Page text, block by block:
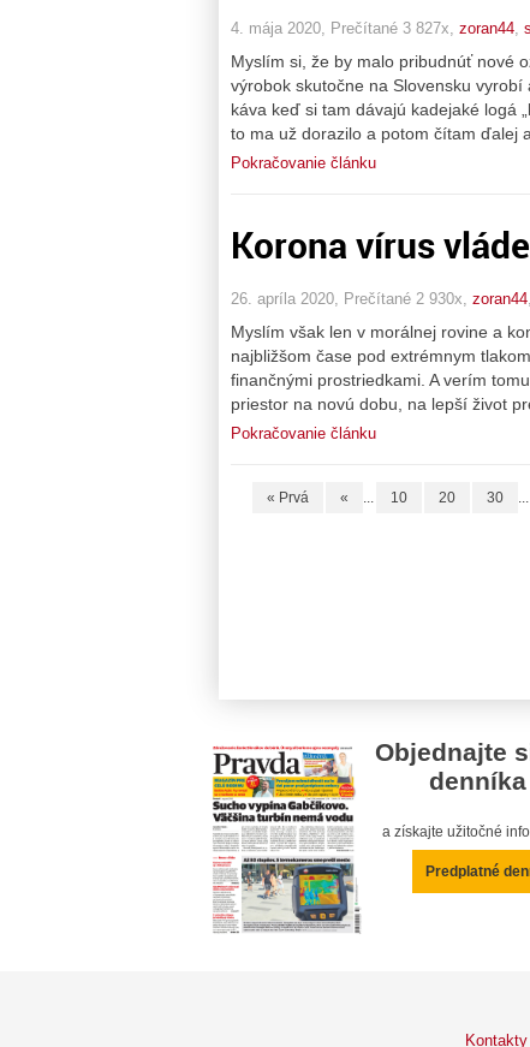
4. mája 2020, Prečítané 3 827x, zoran44
Myslím si, že by malo pribudnúť nové
výrobok skutočne na Slovensku
káva keď si tam dávajú kadejaké logá
to ma už dorazilo a potom čítam ďalej
Pokračovanie článku
Korona vírus
26. apríla 2020, Prečítané 2 930x, zoran44,
Myslím však len v morálnej rovine a
najbližšom čase pod extrémnym
finančnými prostriedkami. A verím
priestor na novú dobu, na lepší život
Pokračovanie článku
« Prvá « ... 10 20 30 ...
Objednajte
a získajte užitočné
Predplatné
Kontakty